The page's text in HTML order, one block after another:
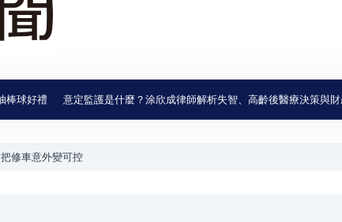
禮 意定監護是什麼？涂欣成律師解析失智、高齡後醫療決策與財產管
修車意外變可控